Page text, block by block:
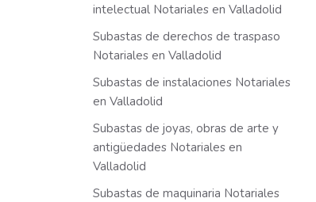
intelectual Notariales en Valladolid
Subastas de derechos de traspaso
Notariales en Valladolid
Subastas de instalaciones Notariales
en Valladolid
Subastas de joyas, obras de arte y
antigüedades Notariales en
Valladolid
Subastas de maquinaria Notariales